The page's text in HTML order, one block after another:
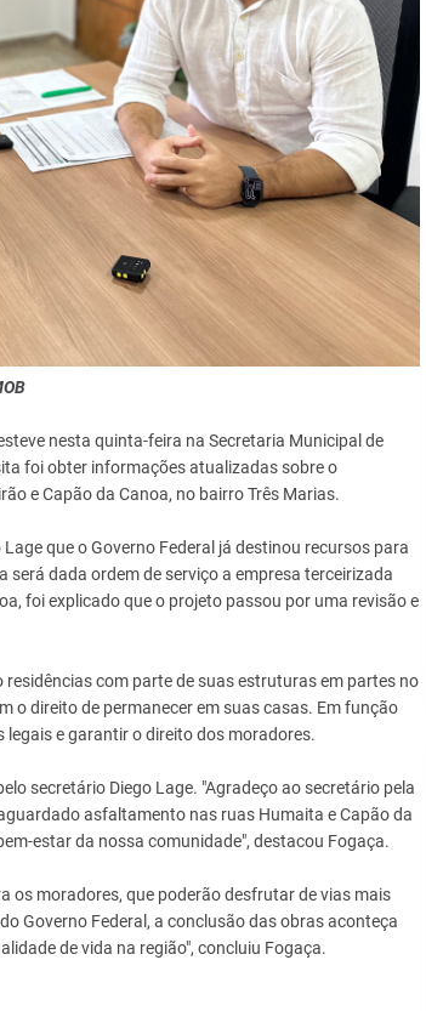
nesta quinta-feira na Secretaria Municipal de
foi obter informações atualizadas sobre o
e Capão da Canoa, no bairro Três Marias.
que o Governo Federal já destinou recursos para
dada ordem de serviço a empresa terceirizada
foi explicado que o projeto passou por uma revisão e
com parte de suas estruturas em partes no
o direito de permanecer em suas casas. Em função
e garantir o direito dos moradores.
secretário Diego Lage. "Agradeço ao secretário pela
asfaltamento nas ruas Humaita e Capão da
estar da nossa comunidade", destacou Fogaça.
os moradores, que poderão desfrutar de vias mais
Governo Federal, a conclusão das obras aconteça
de vida na região", concluiu Fogaça.